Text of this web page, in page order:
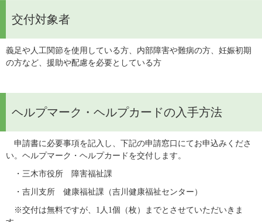
交付対象者
義足や人工関節を使用している方、内部障害や難病の方、妊娠初期
の方など、援助や配慮を必要としている方
ヘルプマーク・ヘルプカードの入手方法
申請書に必要事項を記入し、下記の申請窓口にてお申込みくださ
い。ヘルプマーク・ヘルプカードを交付します。
・三木市役所　障害福祉課
・吉川支所　健康福祉課（吉川健康福祉センター）
※交付は無料ですが、1人1個（枚）までとさせていただいきま